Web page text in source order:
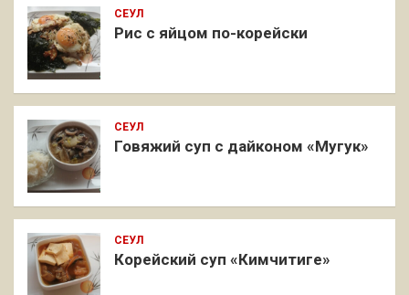
СЕУЛ
Рис с яйцом по-корейски
СЕУЛ
Говяжий суп с дайконом «Мугук»
СЕУЛ
Корейский суп «Кимчитиге»